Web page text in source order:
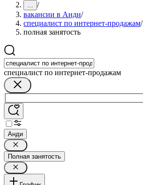
... /
вакансии в Анди/
специалист по интернет-продажам/
полная занятость
специалист по интернет-продажам
Анди
Полная занятость